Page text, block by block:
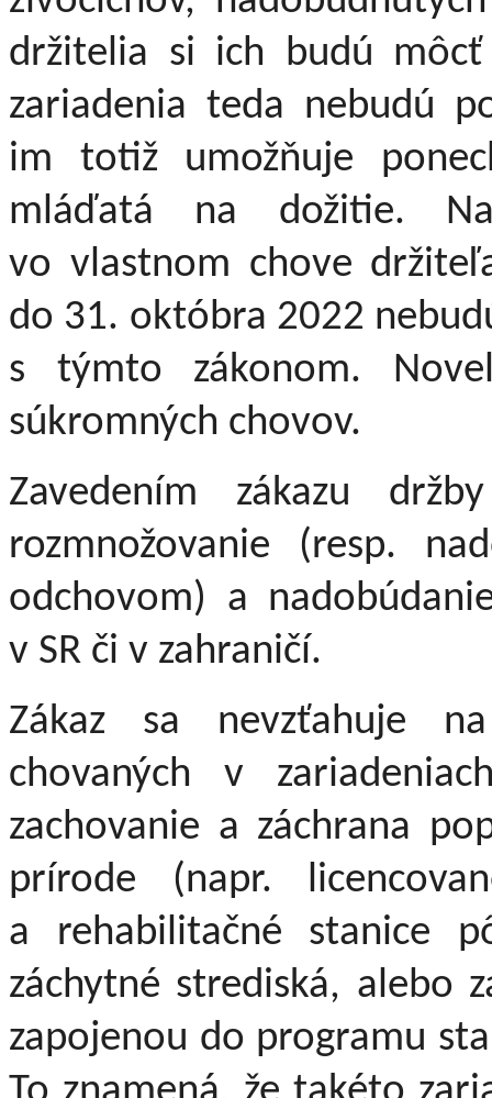
držitelia si ich budú môcť
zariadenia teda nebudú
im
totiž umožňuje
mláďatá na dožitie.
vo vlastnom chove
do 31. októbra 2022
s týmto zákonom.
súkromných chovov.
Zavedením zákazu
rozmnožovanie (resp.
odchovom) a
v SR či v zahraničí.
Zákaz sa nevzťahuje
chovaných v
zachovanie a záchrana
prírode (napr.
a rehabilitačné stanice
záchytné strediská, alebo
zapojenou do programu